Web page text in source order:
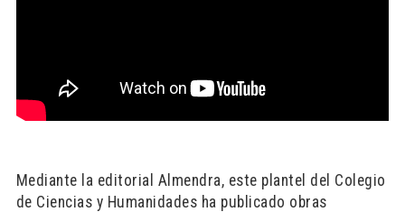
Mediante la editorial Almendra, este plantel del Colegio
de Ciencias y Humanidades ha publicado obras